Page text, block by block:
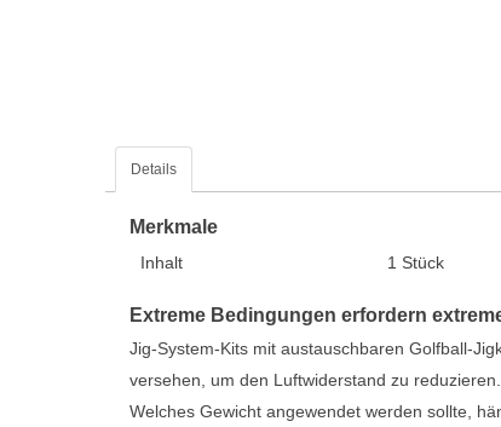
Details
Merkmale
Inhalt 1 Stück
Extreme Bedingungen erfordern
Jig-System-Kits mit austauschbaren Golfball-
versehen, um den Luftwiderstand zu
Welches Gewicht angewendet werden sollte,